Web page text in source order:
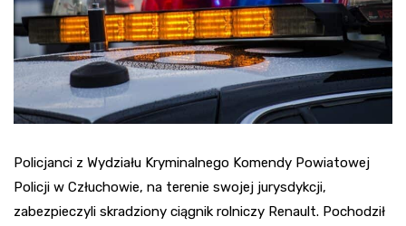
Policjanci z Wydziału Kryminalnego Komendy Powiatowej
Policji w Człuchowie, na terenie swojej jurysdykcji,
zabezpieczyli skradziony ciągnik rolniczy Renault. Pochodził